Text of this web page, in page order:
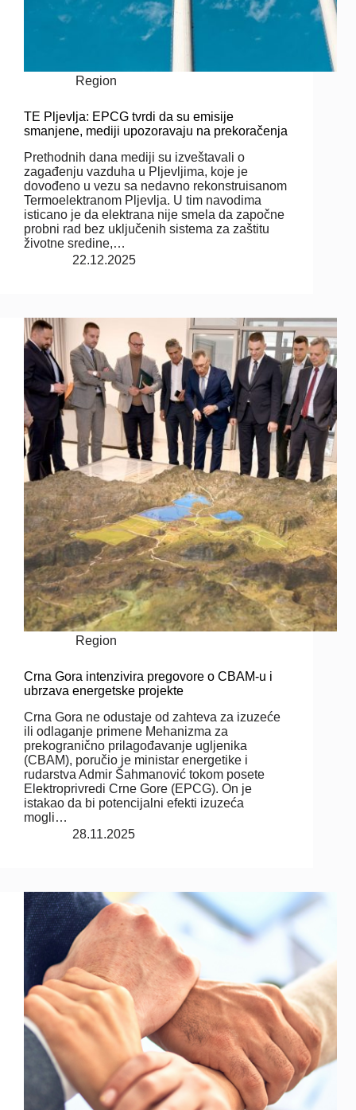
Region
TE Pljevlja: EPCG tvrdi da su emisije
smanjene, mediji upozoravaju na prekoračenja
Prethodnih dana mediji su izveštavali o
zagađenju vazduha u Pljevljima, koje je
dovođeno u vezu sa nedavno rekonstruisanom
Termoelektranom Pljevlja. U tim navodima
isticano je da elektrana nije smela da započne
probni rad bez uključenih sistema za zaštitu
životne sredine,…
22.12.2025
Region
Crna Gora intenzivira pregovore o CBAM-u i
ubrzava energetske projekte
Crna Gora ne odustaje od zahteva za izuzeće
ili odlaganje primene Mehanizma za
prekogranično prilagođavanje ugljenika
(CBAM), poručio je ministar energetike i
rudarstva Admir Šahmanović tokom posete
Elektroprivredi Crne Gore (EPCG). On je
istakao da bi potencijalni efekti izuzeća
mogli…
28.11.2025